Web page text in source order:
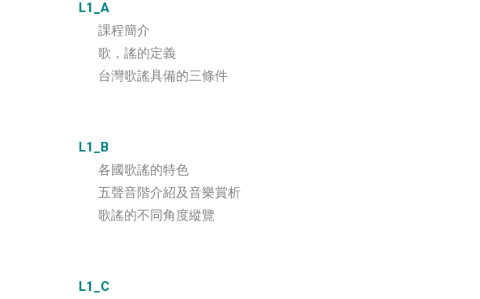
L1_A
課程簡介
歌，謠的定義
台灣歌謠具備的三條件
L1_B
各國歌謠的特色
五聲音階介紹及音樂賞析
歌謠的不同角度縱覽
L1_C